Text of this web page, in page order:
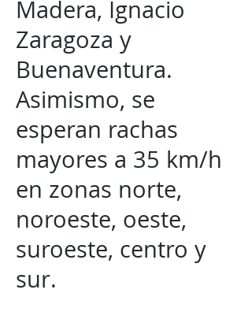
Madera, Ignacio
Zaragoza y
Buenaventura.
Asimismo, se
esperan rachas
mayores a 35 km/h
en zonas norte,
noroeste, oeste,
suroeste, centro y
sur.